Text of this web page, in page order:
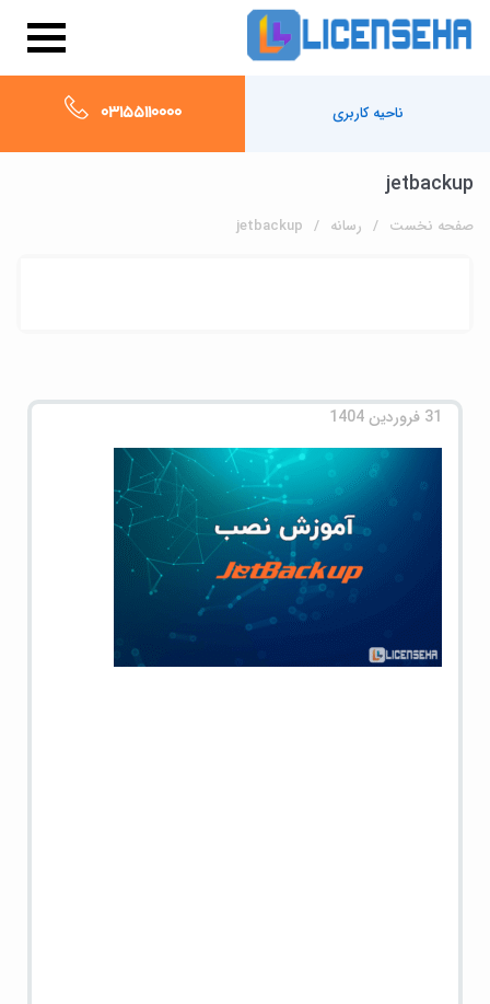
ناحیه کاربری 03155110000
jetbackup
صفحه نخست رسانه jetbackup
31 فروردین 1404